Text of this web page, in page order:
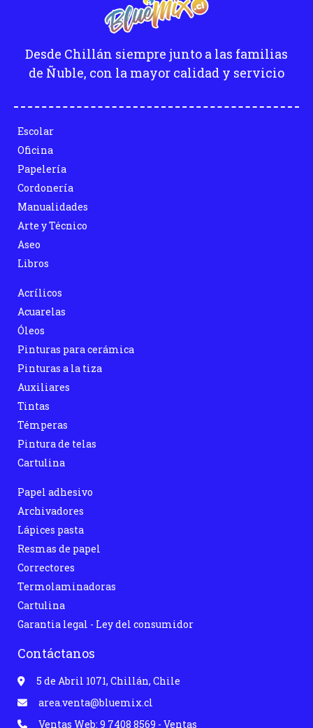
Desde Chillán siempre junto a las familias
de Ñuble, con la mayor calidad y servicio
Escolar
Oficina
Papelería
Cordonería
Manualidades
Arte y Técnico
Aseo
Libros
Acrílicos
Acuarelas
Óleos
Pinturas para cerámica
Pinturas a la tiza
Auxiliares
Tintas
Témperas
Pintura de telas
Cartulina
Papel adhesivo
Archivadores
Lápices pasta
Resmas de papel
Correctores
Termolaminadoras
Cartulina
Garantia legal - Ley del consumidor
Contáctanos
5 de Abril 1071, Chillán, Chile
area.venta@bluemix.cl
Ventas Web: 9 7408 8569 - Ventas